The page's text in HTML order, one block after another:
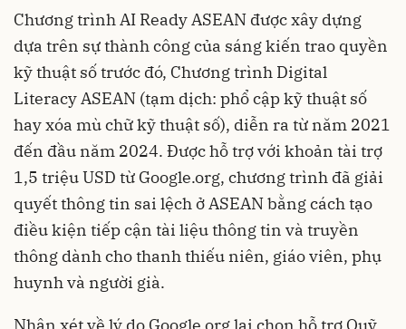
Chương trình AI Ready ASEAN được xây dựng
dựa trên sự thành công của sáng kiến ​​trao quyền
kỹ thuật số trước đó, Chương trình Digital
Literacy ASEAN (tạm dịch: phổ cập kỹ thuật số
hay xóa mù chữ kỹ thuật số), diễn ra từ năm 2021
đến đầu năm 2024. Được hỗ trợ với khoản tài trợ
1,5 triệu USD từ Google.org, chương trình đã giải
quyết thông tin sai lệch ở ASEAN bằng cách tạo
điều kiện tiếp cận tài liệu thông tin và truyền
thông dành cho thanh thiếu niên, giáo viên, phụ
huynh và người già.